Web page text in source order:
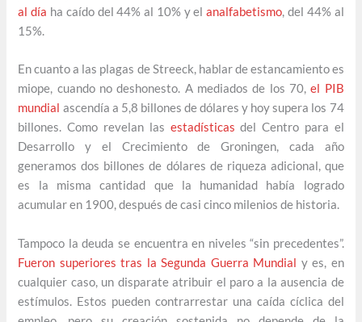
al día ha caído del 44% al 10% y elanalfabetismo, del 44% al
15%.
En cuanto a las plagas de Streeck, hablar de estancamiento es
miope, cuando no deshonesto. A mediados de los 70,el PIB
mundial ascendía a 5,8 billones de dólares y hoy supera los 74
billones. Como revelan las estadísticas del Centro para el
Desarrollo y el Crecimiento de Groningen, cada año
generamos dos billones de dólares de riqueza adicional, que
es la misma cantidad que la humanidad había logrado
acumular en 1900, después de casi cinco milenios de historia.
Tampoco la deuda se encuentra en niveles “sin precedentes”.
Fueron superiores tras la Segunda Guerra Mundial y es, en
cualquier caso, un disparate atribuir el paro a la ausencia de
estímulos. Estos pueden contrarrestar una caída cíclica del